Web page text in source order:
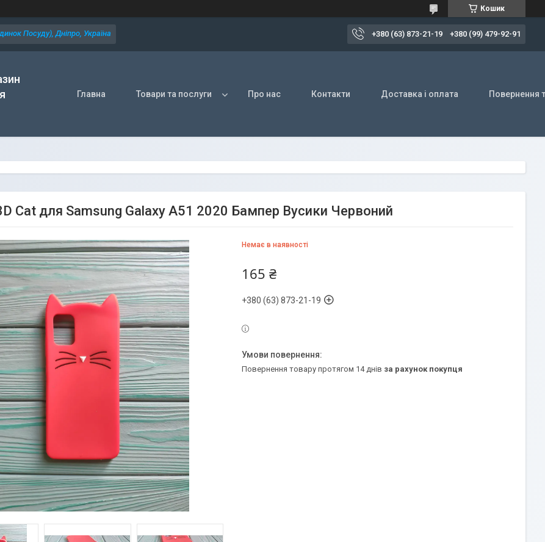
Кошик
Посуду), Дніпро, Україна +380 (63) 873-21-19 +380 (99) 479-92-91
Главна Товари та послуги Про нас Контакти Доставка і оплата Повернення
Cat для Samsung Galaxy A51 2020 Бампер Вусики Червоний
Немає в наявності
165 ₴
+380 (63) 873-21-19
повернення товару протягом 14 днів за рахунок покупця